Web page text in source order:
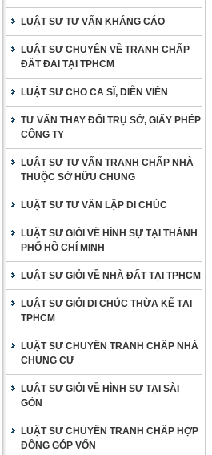
LUẬT SƯ TƯ VẤN KHÁNG CÁO
LUẬT SƯ CHUYÊN VỀ TRANH CHẤP
ĐẤT ĐAI TẠI TPHCM
LUẬT SƯ CHO CA SĨ, DIỄN VIÊN
TƯ VẤN THAY ĐỔI TRỤ SỞ, GIẤY PHÉP
CÔNG TY
LUẬT SƯ TƯ VẤN TRANH CHẤP NHÀ
THUỘC SỞ HỮU CHUNG
LUẬT SƯ TƯ VẤN LẬP DI CHÚC
LUẬT SƯ GIỎI VỀ HÌNH SỰ TẠI THÀNH
PHỐ HỒ CHÍ MINH
LUẬT SƯ GIỎI VỀ NHÀ ĐẤT TẠI TPHCM
LUẬT SƯ GIỎI DI CHÚC THỪA KẾ TẠI
TPHCM
LUẬT SƯ CHUYÊN TRANH CHẤP NHÀ
CHUNG CƯ
LUẬT SƯ GIỎI VỀ HÌNH SỰ TẠI SÀI
GÒN
LUẬT SƯ CHUYÊN TRANH CHẤP HỢP
ĐỒNG GÓP VỐN